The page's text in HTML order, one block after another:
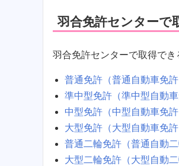
羽合免許センターで
羽合免許センターで取得で
普通免許（普通自動車免許
準中型免許（準中型自動車
中型免許（中型自動車免許
大型免許（大型自動車免許
普通二輪免許（普通自動二
大型二輪免許（大型自動二